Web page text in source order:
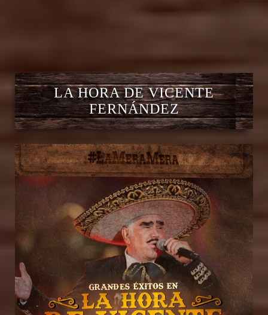
LA HORA DE VICENTE
FERNÁNDEZ